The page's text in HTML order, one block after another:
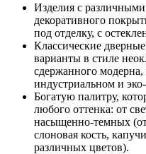
Изделия с
декоративного
под отделку, с
Классические
варианты в стиле
сдержанного
индустриальном и
Богатую палитру,
любого оттенка: от
насыщенно-темных
слоновая кость,
различных цветов).